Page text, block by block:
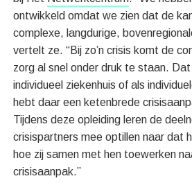
ontwikkeld omdat we zien dat de
complexe, langdurige,
vertelt ze. “Bij zo’n crisis komt de
zorg al snel onder druk te staan.
individueel ziekenhuis of als
hebt daar een ketenbrede
Tijdens deze opleiding leren de
crisispartners mee optillen naar dat
hoe zij samen met hen toewerken
crisisaanpak.”